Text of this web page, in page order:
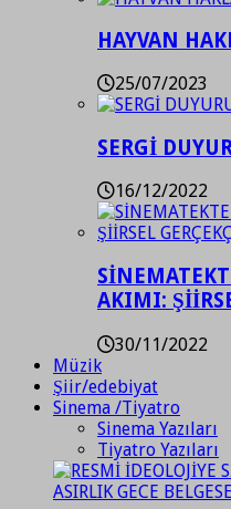
HAYVAN
25/07/2023
SERGİ
16/12/2022
AKIMI:
30/11/2022
Müzik
Şiir/edebiyat
Sinema /Tiyatro
Sinema Yazıları
Tiyatro Yazıları